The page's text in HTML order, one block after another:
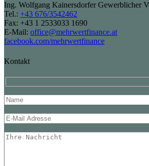
Ing. Wolfgang Kainersdorfer Gewerblicher
Tel.: +43 676/3542462
Fax: +43 1 2533033 1690
E-Mail: office@mehrwertfinance.at
facebook.com/mehrwertfinance
Kontakt
Please leave this field empty.